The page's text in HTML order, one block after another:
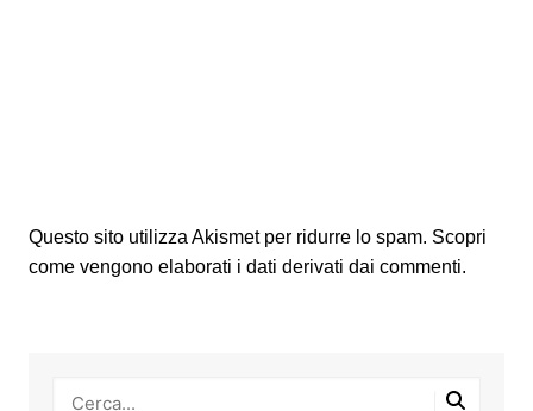
Questo sito utilizza Akismet per ridurre lo spam. Scopri
come vengono elaborati i dati derivati dai commenti.